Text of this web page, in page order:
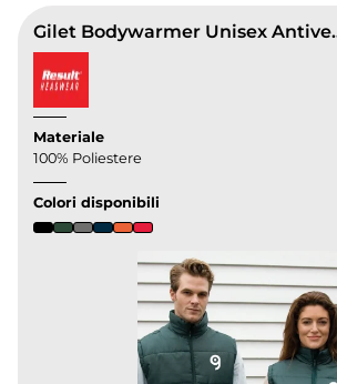
Gilet
Materiale
100% Poliestere
Colori disponibili